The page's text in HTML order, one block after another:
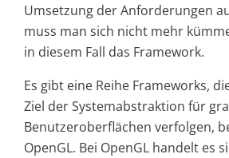
Umsetzung der Anforderungen
muss man sich nicht mehr
in diesem Fall das Framework.
Es gibt eine Reihe Frameworks,
Ziel der Systemabstraktion für
Benutzeroberflächen verfolgen,
OpenGL. Bei OpenGL handelt es